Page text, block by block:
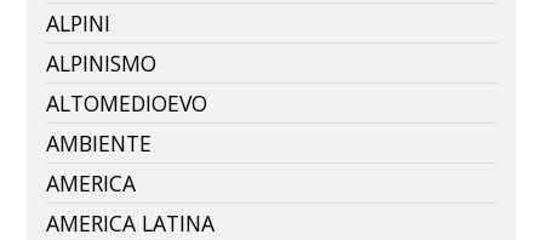
ALPINI
ALPINISMO
ALTOMEDIOEVO
AMBIENTE
AMERICA
AMERICA LATINA